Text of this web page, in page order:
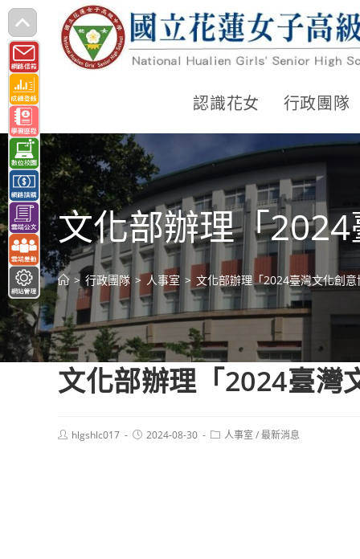
跳
轉
至
主
要
內
容
認識花女 行政團隊
文化部辦理「
> 行政團隊 > 人事室 > 文化部辦理「2024臺灣文化創意
文化部辦理「2024臺灣
Posthlgshlc017
Post2024-08-30
Post人事室 /最新消息